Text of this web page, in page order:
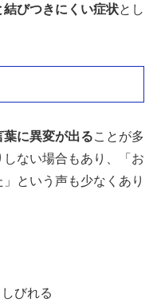
びつきにくい症状とし
に異変が出ることが多
ない場合もあり、「お
という声も少なくあり
びれる